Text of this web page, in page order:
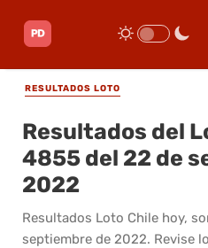
RESULTADOS LOTO
Resultados del
4855 del 22 de
2022
Resultados Loto Chile hoy,
septiembre de 2022. Revise